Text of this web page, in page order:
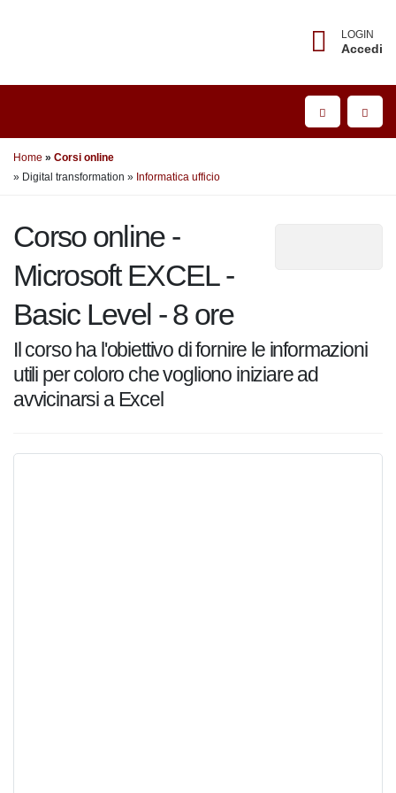
LOGIN
Accedi
Home
Corsi online
» Digital transformation»Informatica ufficio
Corso online -
Microsoft EXCEL -
Basic Level - 8 ore
Il corso ha l'obiettivo di fornire le
informazioni utili per coloro che vogliono
iniziare ad avvicinarsi a Excel